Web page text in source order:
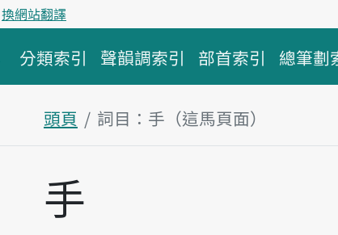
換網站翻譯
分類索引 聲韻調索引 部首索引 總筆劃
頭頁 詞目：手（這馬頁面）
主內容區
手